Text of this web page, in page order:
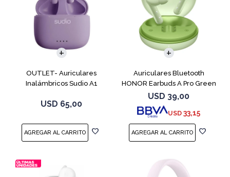
OUTLET- Auriculares
Inalámbricos Sudio A1
USD 65,00
Auriculares Bluetooth
HONOR Earbuds A Pro Green
USD 39,00
USD 33,15